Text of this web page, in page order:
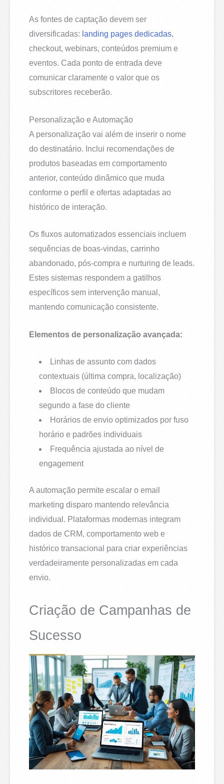
As fontes de captação devem ser
diversificadas: landing pages dedicadas,
checkout, webinars, conteúdos premium e
eventos. Cada ponto de entrada deve
comunicar claramente o valor que os
subscritores receberão.
Personalização e Automação
A personalização vai além de inserir o nome
do destinatário. Inclui recomendações de
produtos baseadas em comportamento
anterior, conteúdo dinâmico que muda
conforme o perfil e ofertas adaptadas ao
histórico de interação.
Os fluxos automatizados essenciais incluem
sequências de boas-vindas, carrinho
abandonado, pós-compra e nurturing de leads.
Estes sistemas respondem a gatilhos
específicos sem intervenção manual,
mantendo comunicação consistente.
Elementos de personalização avançada:
Linhas de assunto com dados
contextuais (última compra, localização)
Blocos de conteúdo que mudam
segundo a fase do cliente
Horários de envio optimizados por fuso
horário e padrões individuais
Frequência ajustada ao nível de
engagement
A automação permite escalar o email
marketing disparo mantendo relevância
individual. Plataformas modernas integram
dados de CRM, comportamento web e
histórico transacional para criar experiências
verdadeiramente personalizadas em cada
envio.
Criação de Campanhas de
Sucesso